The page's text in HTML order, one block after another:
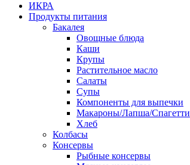
ИКРА
Продукты питания
Бакалея
Овощные блюда
Каши
Крупы
Растительное масло
Салаты
Супы
Компоненты для выпечки
Макароны/Лапша/Спагетти
Хлеб
Колбасы
Консервы
Рыбные консервы